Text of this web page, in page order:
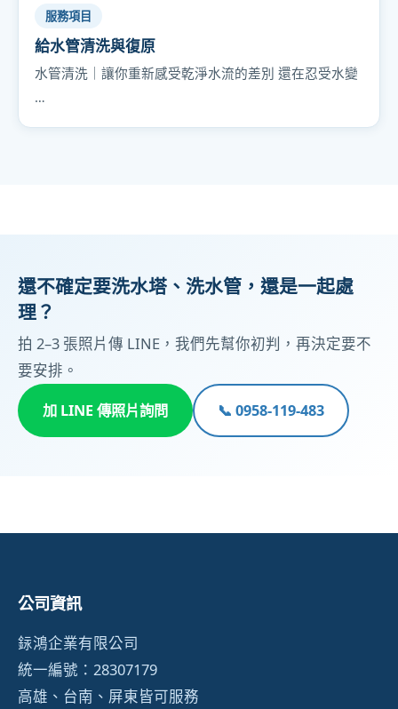
服務項目
給水管清洗與復原
水管清洗｜讓你重新感受乾淨水流的差別 還在忍受水變
…
還不確定要洗水塔、洗水管，還是一起處
理？
拍 2–3 張照片傳 LINE，我們先幫你初判，再決定要不
要安排。
加 LINE 傳照片詢問 📞 0958-119-483
公司資訊
銢鴻企業有限公司
統一編號：28307179
高雄、台南、屏東皆可服務